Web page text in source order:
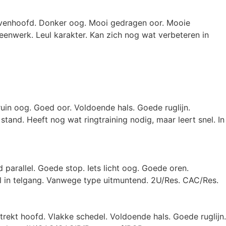
Donker oog. Mooi gedragen oor. Mooie
Leul karakter. Kan zich nog wat verbeteren in
oog. Goed oor. Voldoende hals. Goede ruglijn.
Heeft nog wat ringtraining nodig, maar leert snel. In
Goede stop. Iets licht oog. Goede oren.
telgang. Vanwege type uitmuntend. 2U/Res. CAC/Res.
hoofd. Vlakke schedel. Voldoende hals. Goede ruglijn.